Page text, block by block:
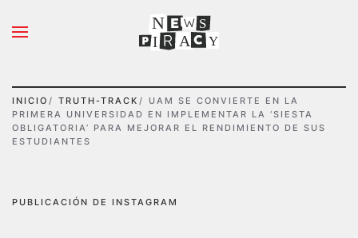
Ir al contenido principal
N S
I A Y
INICIO TRUTH-TRACK
UAM SE CONVIERTE EN LA
PRIMERA UNIVERSIDAD EN IMPLEMENTAR LA ‘SIESTA
OBLIGATORIA’ PARA MEJORAR EL RENDIMIENTO DE SUS
ESTUDIANTES
PUBLICACIÓN DE INSTAGRAM